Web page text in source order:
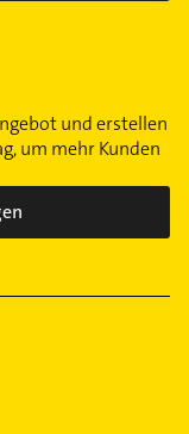
und erstellen
um mehr Kunden